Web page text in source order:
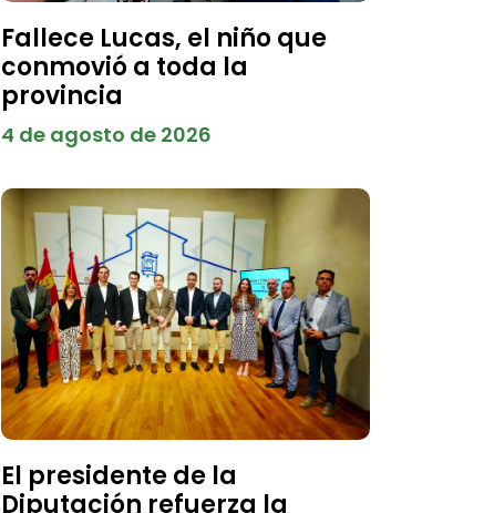
Fallece Lucas, el niño que
conmovió a toda la
provincia
4 de agosto de 2026
El presidente de la
Diputación refuerza la